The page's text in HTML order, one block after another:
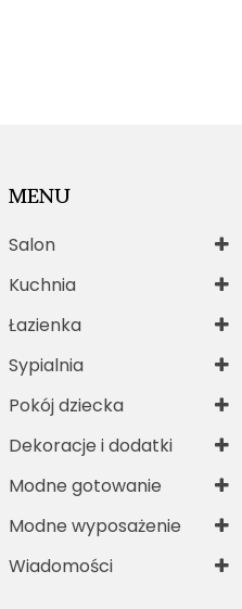
MENU
Salon
Kuchnia
Łazienka
Sypialnia
Pokój dziecka
Dekoracje i dodatki
Modne gotowanie
Modne wyposażenie
Wiadomości